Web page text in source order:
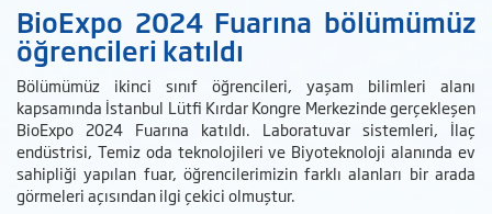
BioExpo 2024 Fuarına bölümümüz
öğrencileri katıldı
Bölümümüz ikinci sınıf öğrencileri, yaşam bilimleri alanı
kapsamında İstanbul Lütfi Kırdar Kongre Merkezinde gerçekleşen
BioExpo 2024 Fuarına katıldı. Laboratuvar sistemleri, İlaç
endüstrisi, Temiz oda teknolojileri ve Biyoteknoloji alanında ev
sahipliği yapılan fuar, öğrencilerimizin farklı alanları bir arada
görmeleri açısından ilgi çekici olmuştur.